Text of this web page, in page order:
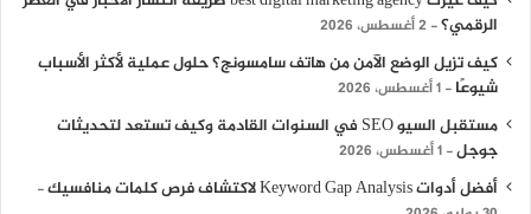
الرقمي؟ 2 أغسطس، 2026
كيف تزيل الوضع الآمن من هاتف سامسونج؟ حلول عملية لأكثر الأسباب
شيوعًا
1 أغسطس، 2026
مستقبل السيو SEO في السنوات القادمة وكيف تستعد لتحديثات
جوجل 1 أغسطس، 2026
أفضل أدوات Keyword Gap Analysis لاكتشاف فرص كلمات منافسيك